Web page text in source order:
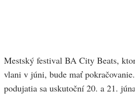
Mestský festival BA City Beats,
vlani v júni, bude mať
podujatia sa uskutoční 20. a 21.